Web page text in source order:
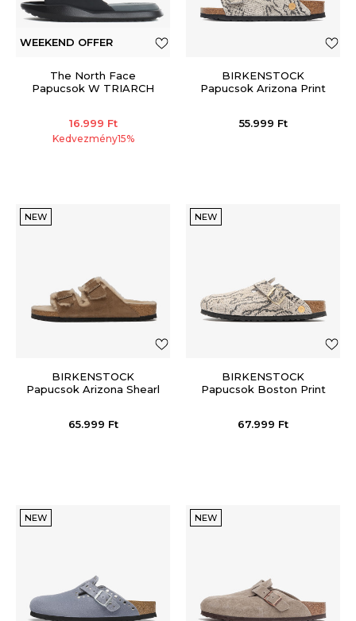
WEEKEND OFFER
The North Face
Papucsok W TRIARCH
16.999 Ft
Kedvezmény15%
BIRKENSTOCK
Papucsok Arizona Print
55.999 Ft
NEW
BIRKENSTOCK
Papucsok Arizona Shearl
65.999 Ft
NEW
BIRKENSTOCK
Papucsok Boston Print
67.999 Ft
NEW NEW